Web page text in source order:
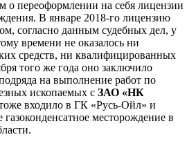
о переоформлении на себя лицензии
В январе 2018-го лицензию
согласно данным судебных дел, у
времени не оказалось ни
средств, ни квалифицированных
того же года оно заключило
на выполнение работ по
ископаемых с ЗАО «НК
входило в ГК «Русь-Ойл» и
газоконденсатное месторождение в